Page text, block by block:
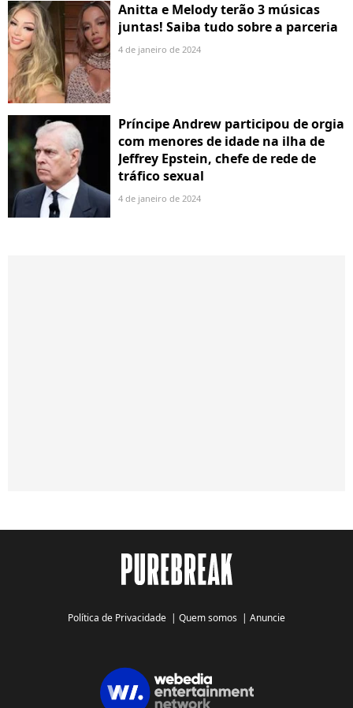
Anitta e Melody terão 3 músicas
juntas! Saiba tudo sobre a parceria
4 de janeiro de 2024
Príncipe Andrew participou de orgia
com menores de idade na ilha de
Jeffrey Epstein, chefe de rede de
tráfico sexual
4 de janeiro de 2024
Política de Privacidade | Quem somos | Anuncie